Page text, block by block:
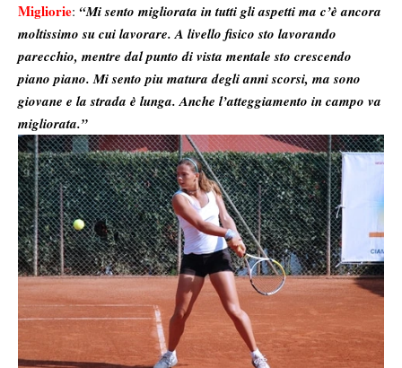
Migliorie: “Mi sento migliorata in tutti gli aspetti ma c’è ancora
moltissimo su cui lavorare. A livello fisico sto lavorando
parecchio, mentre dal punto di vista mentale sto crescendo
piano piano.Mi sento piu matura degli anni scorsi, ma sono
giovane e la strada è lunga. Anche l’atteggiamento in campo va
migliorata.”